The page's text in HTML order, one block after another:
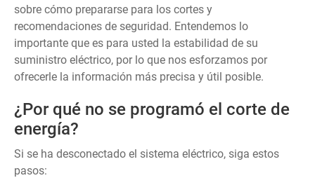
sobre cómo prepararse para los cortes y
recomendaciones de seguridad. Entendemos lo
importante que es para usted la estabilidad de su
suministro eléctrico, por lo que nos esforzamos por
ofrecerle la información más precisa y útil posible.
¿Por qué no se programó el corte de
energía?
Si se ha desconectado el sistema eléctrico, siga estos
pasos: